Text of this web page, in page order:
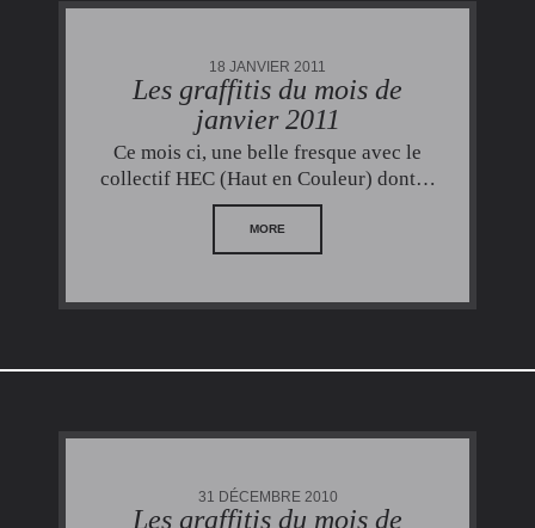
18 JANVIER 2011
Les graffitis du mois de
janvier 2011
Ce mois ci, une belle fresque avec le
collectif HEC (Haut en Couleur) dont…
MORE
31 DÉCEMBRE 2010
Les graffitis du mois de